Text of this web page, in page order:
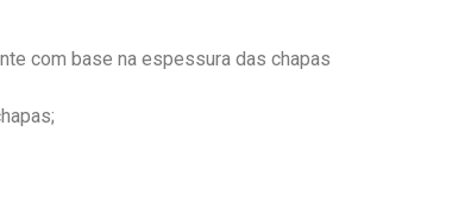
com base na espessura das chapas